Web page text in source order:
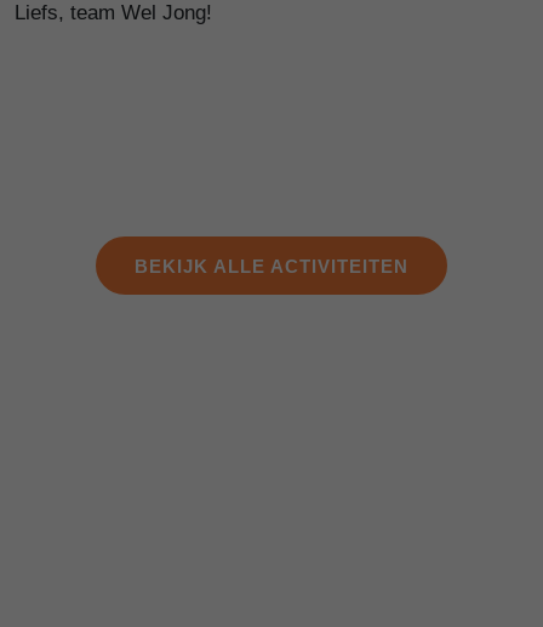
Liefs, team Wel Jong!
BEKIJK ALLE ACTIVITEITEN